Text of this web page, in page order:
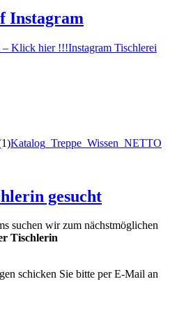
Instagram
– Klick hier !!!Instagram Tischlerei
Katalog_Treppe_Wissen_NETTO
gesucht
suchen wir zum nächstmöglichen
Tischlerin
schicken Sie bitte per E-Mail an